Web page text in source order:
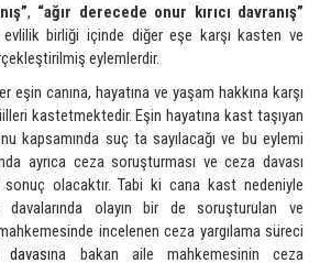
, “ağır derecede onur kırıcı davranış”
birliği içinde diğer eşe karşı kasten ve
eylemlerdir.
eşin canına, hayatına ve yaşam hakkına karşı
kastetmektedir. Eşin hayatına kast taşıyan
kapsamında suç ta sayılacağı ve bu eylemi
ayrıca ceza soruşturması ve ceza davası
sonuç olacaktır. Tabi ki cana kast nedeniyle
davalarında olayın bir de soruşturulan ve
incelenen ceza yargılama süreci
na bakan aile mahkemesinin ceza